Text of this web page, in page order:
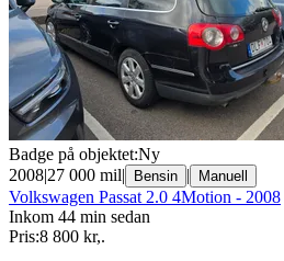
Badge på objektet:Ny
2008|27 000 mil| Bensin | Manuell
Volkswagen Passat 2.0 4Motion - 2008
Inkom 44 min sedan
Pris:8 800 kr,.